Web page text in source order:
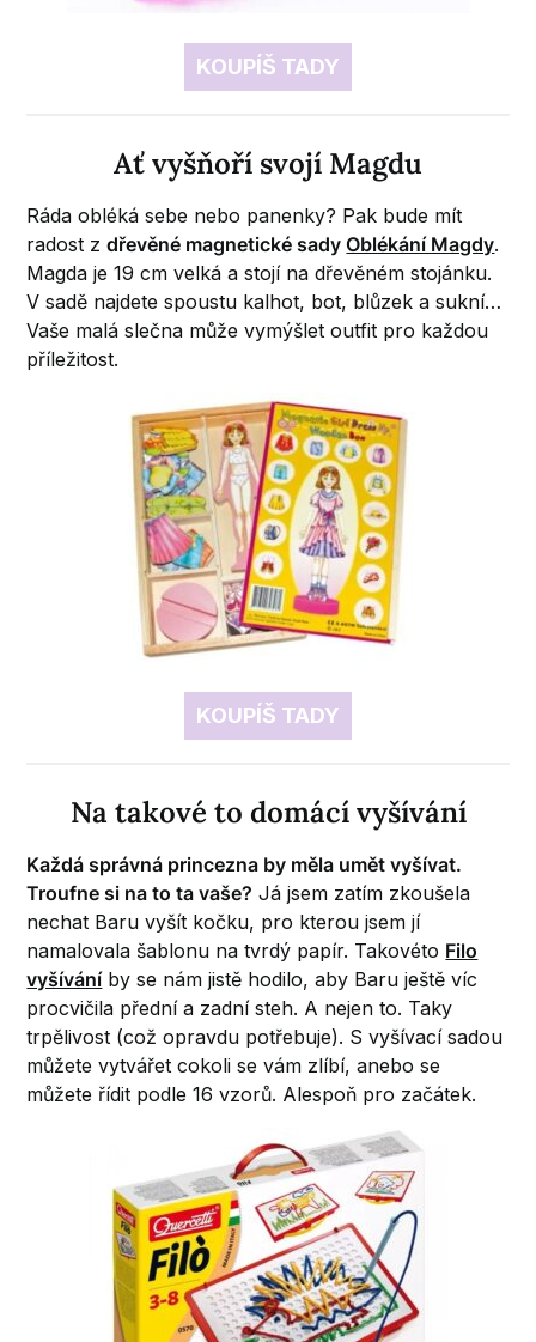
KOUPÍŠ TADY
Ať vyšňoří svojí Magdu
Ráda obléká sebe nebo panenky? Pak bude mít
radost zdřevěné magnetické sadyOblékání Magdy.
Magda je 19 cm velká a stojí na dřevěném stojánku.
V sadě najdete spoustu kalhot, bot, blůzek a sukní…
Vaše malá slečna může vymýšlet outfit pro každou
příležitost.
KOUPÍŠ TADY
Na takové to domácí vyšívání
Každá správná princezna by měla umět vyšívat.
Troufne si na to ta vaše? Já jsem zatím zkoušela
nechat Baru vyšít kočku, pro kterou jsem jí
namalovala šablonu na tvrdý papír. Takovéto Filo
vyšíváníby se nám jistě hodilo, aby Baru ještě víc
procvičila přední a zadní steh. A nejen to. Taky
trpělivost (což opravdu potřebuje). S vyšívací sadou
můžete vytvářet cokoli se vám zlíbí, anebo se
můžete řídit podle 16 vzorů. Alespoň pro začátek.